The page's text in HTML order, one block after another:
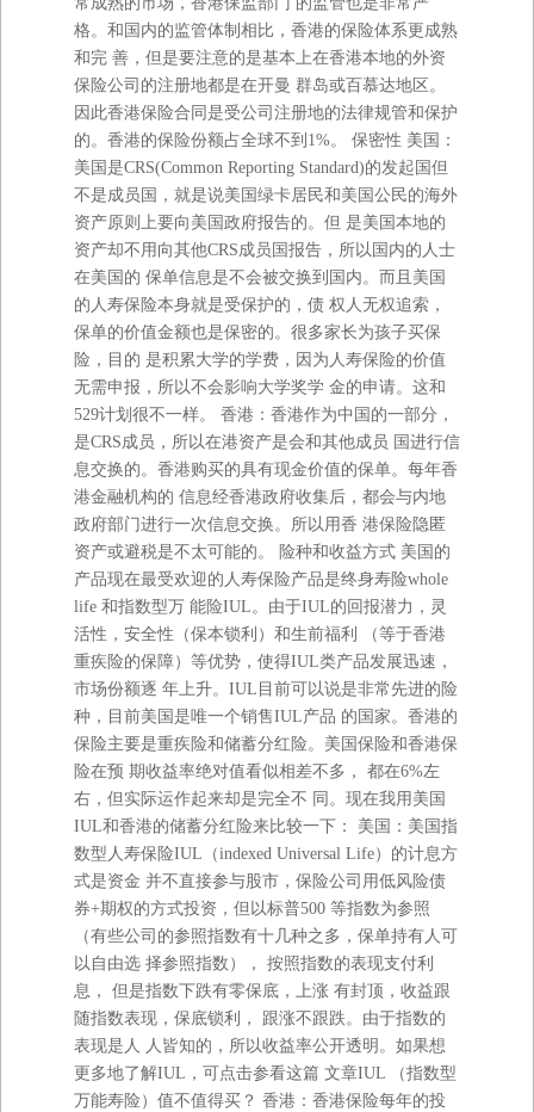
格。和国内的监管体制相比，香港的保险体系更成熟
和完 善，但是要注意的是基本上在香港本地的外资
保险公司的注册地都是在开曼 群岛或百慕达地区。
因此香港保险合同是受公司注册地的法律规管和保护
的。香港的保险份额占全球不到1%。 保密性 美国：
美国是CRS(Common Reporting Standard)的发起国但
不是成员国，就是说美国绿卡居民和美国公民的海外
资产原则上要向美国政府报告的。但 是美国本地的
资产却不用向其他CRS成员国报告，所以国内的人士
在美国的 保单信息是不会被交换到国内。而且美国
的人寿保险本身就是受保护的，债 权人无权追索，
保单的价值金额也是保密的。很多家长为孩子买保
险，目的 是积累大学的学费，因为人寿保险的价值
无需申报，所以不会影响大学奖学 金的申请。这和
529计划很不一样。 香港：香港作为中国的一部分，
是CRS成员，所以在港资产是会和其他成员 国进行信
息交换的。香港购买的具有现金价值的保单。每年香
港金融机构的 信息经香港政府收集后，都会与内地
政府部门进行一次信息交换。所以用香 港保险隐匿
资产或避税是不太可能的。 险种和收益方式 美国的
产品现在最受欢迎的人寿保险产品是终身寿险whole
life 和指数型万 能险IUL。由于IUL的回报潜力，灵
活性，安全性（保本锁利）和生前福利 （等于香港
重疾险的保障）等优势，使得IUL类产品发展迅速，
市场份额逐 年上升。IUL目前可以说是非常先进的险
种，目前美国是唯一个销售IUL产品 的国家。香港的
保险主要是重疾险和储蓄分红险。美国保险和香港保
险在预 期收益率绝对值看似相差不多， 都在6%左
右，但实际运作起来却是完全不 同。现在我用美国
IUL和香港的储蓄分红险来比较一下： 美国：美国指
数型人寿保险IUL（indexed Universal Life）的计息方
式是资金 并不直接参与股市，保险公司用低风险债
券+期权的方式投资，但以标普500 等指数为参照
（有些公司的参照指数有十几种之多，保单持有人可
以自由选 择参照指数）， 按照指数的表现支付利
息， 但是指数下跌有零保底，上涨 有封顶，收益跟
随指数表现，保底锁利， 跟涨不跟跌。由于指数的
表现是人 人皆知的，所以收益率公开透明。如果想
更多地了解IUL，可点击参看这篇 文章IUL （指数型
万能寿险）值不值得买？ 香港：香港保险每年的投